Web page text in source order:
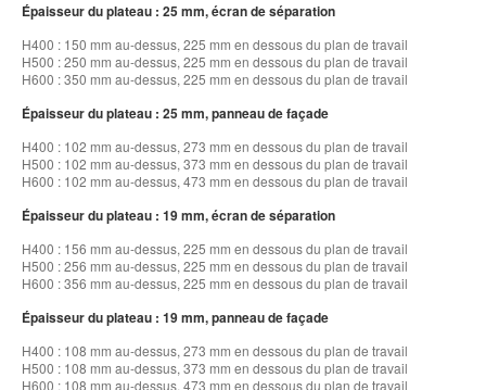
Épaisseur du plateau : 25 mm, écran de séparation
H400 : 150 mm au-dessus, 225 mm en dessous du plan de travail
H500 : 250 mm au-dessus, 225 mm en dessous du plan de travail
H600 : 350 mm au-dessus, 225 mm en dessous du plan de travail
Épaisseur du plateau : 25 mm, panneau de façade
H400 : 102 mm au-dessus, 273 mm en dessous du plan de travail
H500 : 102 mm au-dessus, 373 mm en dessous du plan de travail
H600 : 102 mm au-dessus, 473 mm en dessous du plan de travail
Épaisseur du plateau : 19 mm, écran de séparation
H400 : 156 mm au-dessus, 225 mm en dessous du plan de travail
H500 : 256 mm au-dessus, 225 mm en dessous du plan de travail
H600 : 356 mm au-dessus, 225 mm en dessous du plan de travail
Épaisseur du plateau : 19 mm, panneau de façade
H400 : 108 mm au-dessus, 273 mm en dessous du plan de travail
H500 : 108 mm au-dessus, 373 mm en dessous du plan de travail
H600 : 108 mm au-dessus, 473 mm en dessous du plan de travail